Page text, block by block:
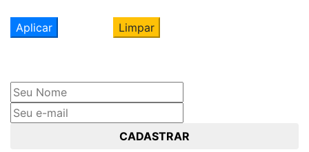
Aplicar Limpar
CADASTRAR